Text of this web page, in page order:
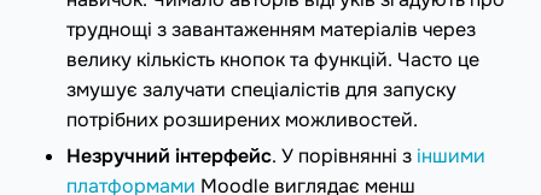
труднощі з завантаженням матеріалів через
велику кількість кнопок та функцій. Часто це
змушує залучати спеціалістів для запуску
потрібних розширених можливостей.
Незручний інтерфейс. У порівнянні з іншими
платформами Moodle виглядає менш